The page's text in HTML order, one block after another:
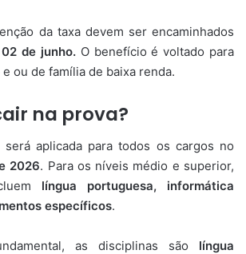
da taxa devem ser encaminhados
de junho. O benefício é voltado para
ou de família de baixa renda.
na prova?
aplicada para todos os cargos no
2026. Para os níveis médio e superior,
língua portuguesa, informática
específicos.
as disciplinas são língua